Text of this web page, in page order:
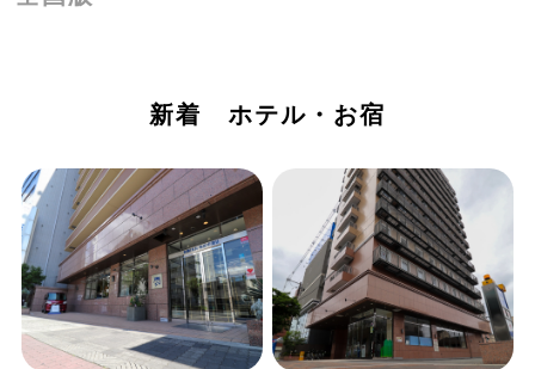
新着 ホテル・お宿